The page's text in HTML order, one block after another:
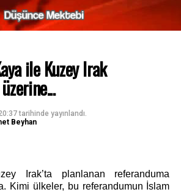
ile Kuzey Irak
tarihinde yayınlandı.
Beyhan
Irak’ta planlanan referanduma
Kimi ülkeler, bu referandumun İslam